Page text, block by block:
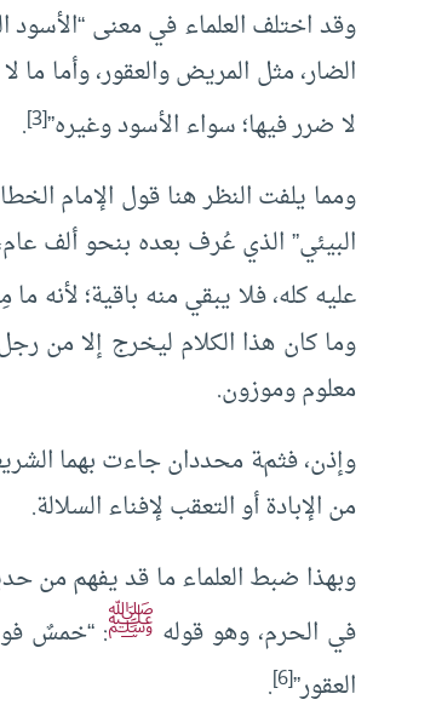
وقد اختلف العلماء في معنى “الأسود
الضار، مثل المريض والعقور، وأما
لا ضرر فيها؛ سواء الأسود وغيره”[3]
.
ومما يلفت النظر هنا قول الإمام
البيئي” الذي عُرف بعده بنحو ألف
عليه كله، فلا يبقي منه باقية؛
وما كان هذا الكلام ليخرج إلا من
معلوم وموزون.
وإذن، فثمة محددان جاءت بهما
من الإبادة أو التعقب لإفناء السلالة.
وبهذا ضبط العلماء ما قد يفهم من
في الحرم، وهو قوله ﷺ: “خمسٌ
العقور”[6]
.